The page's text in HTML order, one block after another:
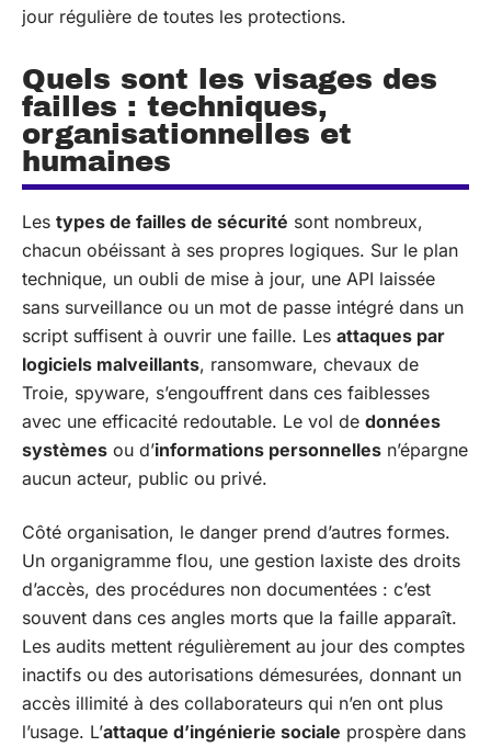
jour régulière de toutes les protections.
Quels sont les visages des
failles : techniques,
organisationnelles et
humaines
Les types de failles de sécurité sont nombreux,
chacun obéissant à ses propres logiques. Sur le plan
technique, un oubli de mise à jour, une API laissée
sans surveillance ou un mot de passe intégré dans un
script suffisent à ouvrir une faille. Les attaques par
logiciels malveillants, ransomware, chevaux de
Troie, spyware, s’engouffrent dans ces faiblesses
avec une efficacité redoutable. Le vol de données
systèmes ou d’informations personnelles n’épargne
aucun acteur, public ou privé.
Côté organisation, le danger prend d’autres formes.
Un organigramme flou, une gestion laxiste des droits
d’accès, des procédures non documentées : c’est
souvent dans ces angles morts que la faille apparaît.
Les audits mettent régulièrement au jour des comptes
inactifs ou des autorisations démesurées, donnant un
accès illimité à des collaborateurs qui n’en ont plus
l’usage. L’attaque d’ingénierie sociale prospère dans